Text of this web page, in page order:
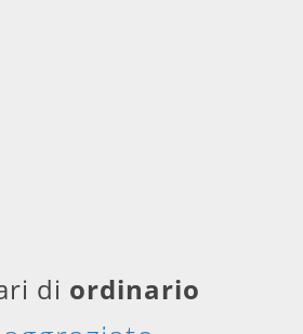
di ordinario